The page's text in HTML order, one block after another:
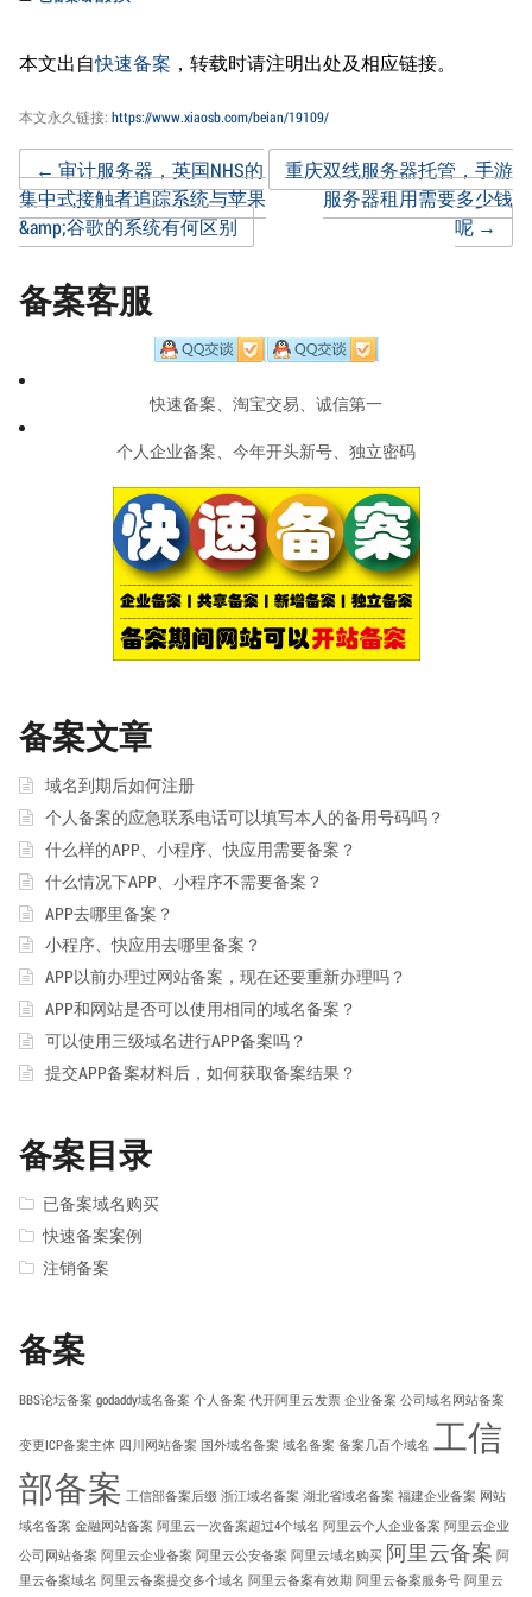
本文出自快速备案 ，转载时请注明出处及相应链接。
本文永久链接: https://www.xiaosb.com/beian/19109/
Post
navigation
← 审计服务器，英国NHS的
集中式接触者追踪系统与苹果
&amp;谷歌的系统有何区别
重庆双线服务器托管，手游
服务器租用需要多少钱
呢→
备案客服
快速备案、淘宝交易、诚信第一
个人企业备案、今年开头新号、独立密码
备案文章
域名到期后如何注册
个人备案的应急联系电话可以填写本人的备用号码吗？
什么样的APP、小程序、快应用需要备案？
什么情况下APP、小程序不需要备案？
APP去哪里备案？
小程序、快应用去哪里备案？
APP以前办理过网站备案，现在还要重新办理吗？
APP和网站是否可以使用相同的域名备案？
可以使用三级域名进行APP备案吗？
提交APP备案材料后，如何获取备案结果？
备案目录
已备案域名购买
快速备案案例
注销备案
备案
BBS论坛备案 godaddy域名备案 个人备案 代开阿里云发票 企业备案 公司域名网站备案
变更ICP备案主体 四川网站备案 国外域名备案 域名备案 备案几百个域名 工信
部备案 工信部备案后缀 浙江域名备案 湖北省域名备案 福建企业备案 网站
域名备案 金融网站备案 阿里云一次备案超过4个域名 阿里云个人企业备案 阿里云企业
公司网站备案 阿里云企业备案 阿里云公安备案 阿里云域名购买 阿里云备案 阿
里云备案域名 阿里云备案提交多个域名 阿里云备案有效期 阿里云备案服务号 阿里云